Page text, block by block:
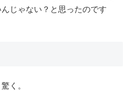
じゃない？と思ったのです
く。